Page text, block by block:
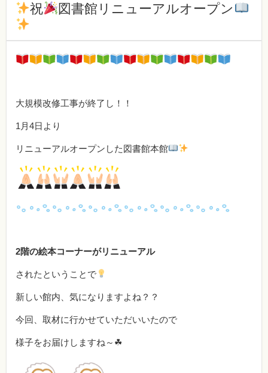
祝 図書館リニューアルオープン
大規模改修工事が終了し！！
1月4日より
リニューアルオープンした図書館本館
2階の絵本コーナーがリニューアル
されたということで
新しい館内、気になりますよね？？
今回、取材に行かせていただいいたので
様子をお届けしますね～☘